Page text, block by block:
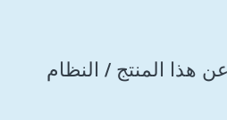
هذا المنتج / النظام